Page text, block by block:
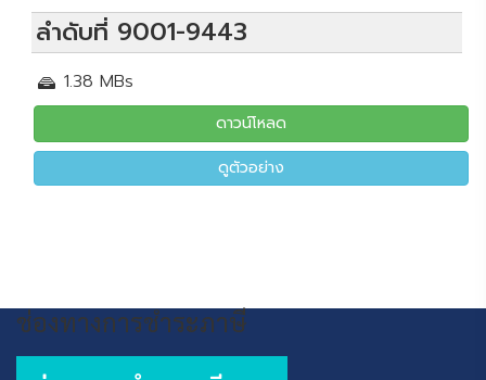
ลำดับที่ 9001-9443
1.38 MBs
ดาวน์โหลด
ดูตัวอย่าง
ช่องทางการชำระภาษี